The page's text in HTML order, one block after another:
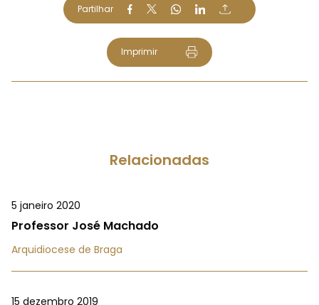
Partilhar
Imprimir
Relacionadas
5 janeiro 2020
Professor José Machado
Arquidiocese de Braga
15 dezembro 2019